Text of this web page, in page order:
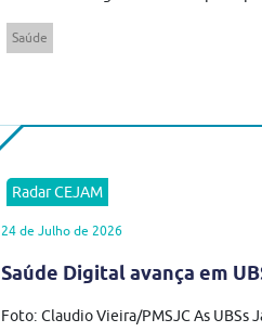
Saúde
Radar CEJAM
24 de Julho de 2026
Saúde Digital avança em
Foto: Claudio Vieira/PMSJC As UBSs